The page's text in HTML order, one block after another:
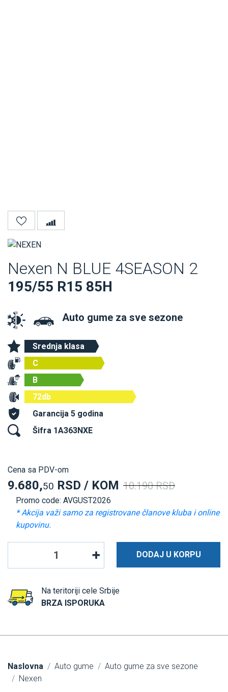
Nexen N BLUE 4SEASON 2
195/55 R15 85H
Auto gume za sve sezone
Srednja klasa
C
B
72db
Garancija 5 godina
Šifra 1A363NXE
Cena sa PDV-om
9.680,50 RSD / KOM 10.190 RSD
Promo code: AVGUST2026
* Akcija važi samo za registrovane članove kluba i online
kupovinu.
DODAJ U KORPU
Na teritoriji cele Srbije
BRZA ISPORUKA
Naslovna Auto gume
Auto gume za sve sezone
Nexen